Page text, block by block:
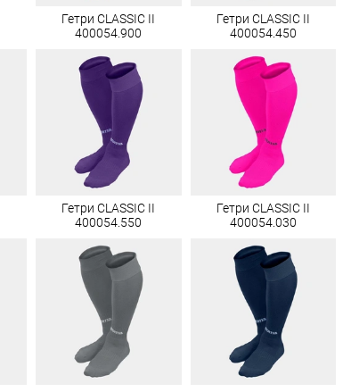
Гетри CLASSIC II
400054.900
Гетри CLASSIC II
400054.450
Гетри CLASSIC II
400054.550
Гетри CLASSIC II
400054.030